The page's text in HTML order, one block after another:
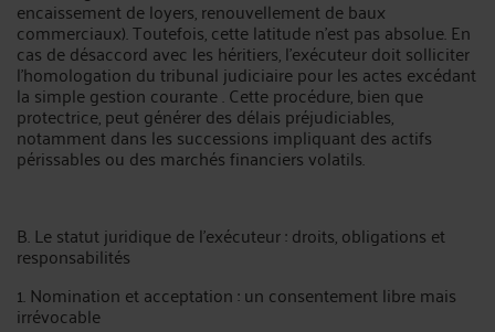
encaissement de loyers, renouvellement de baux
commerciaux). Toutefois, cette latitude n’est pas absolue. En
cas de désaccord avec les héritiers, l’exécuteur doit solliciter
l’homologation du tribunal judiciaire pour les actes excédant
la simple gestion courante . Cette procédure, bien que
protectrice, peut générer des délais préjudiciables,
notamment dans les successions impliquant des actifs
périssables ou des marchés financiers volatils.
B. Le statut juridique de l’exécuteur : droits, obligations et
responsabilités
1. Nomination et acceptation : un consentement libre mais
irrévocable